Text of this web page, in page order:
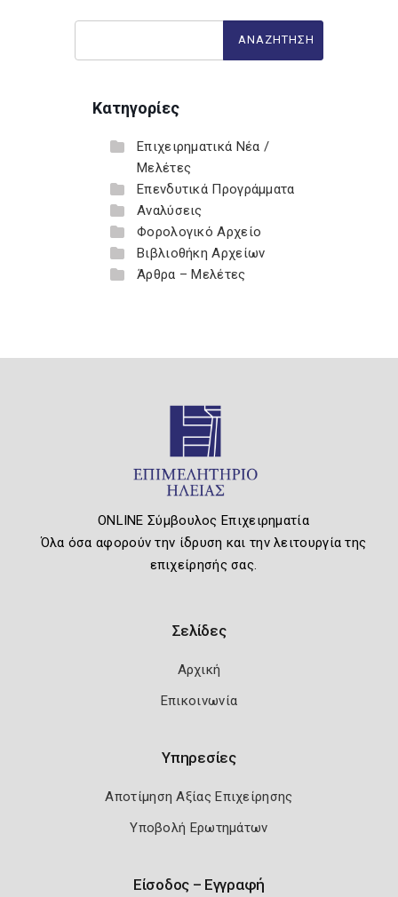
Κατηγορίες
Επιχειρηματικά Νέα /
Μελέτες
Επενδυτικά Προγράμματα
Αναλύσεις
Φορολογικό Αρχείο
Βιβλιοθήκη Αρχείων
Άρθρα – Μελέτες
ONLINE Σύμβουλος Επιχειρηματία
Όλα όσα αφορούν την ίδρυση και την λειτουργία της
επιχείρησής σας.
Σελίδες
Αρχική
Επικοινωνία
Υπηρεσίες
Αποτίμηση Αξίας Επιχείρησης
Υποβολή Ερωτημάτων
Είσοδος – Εγγραφή